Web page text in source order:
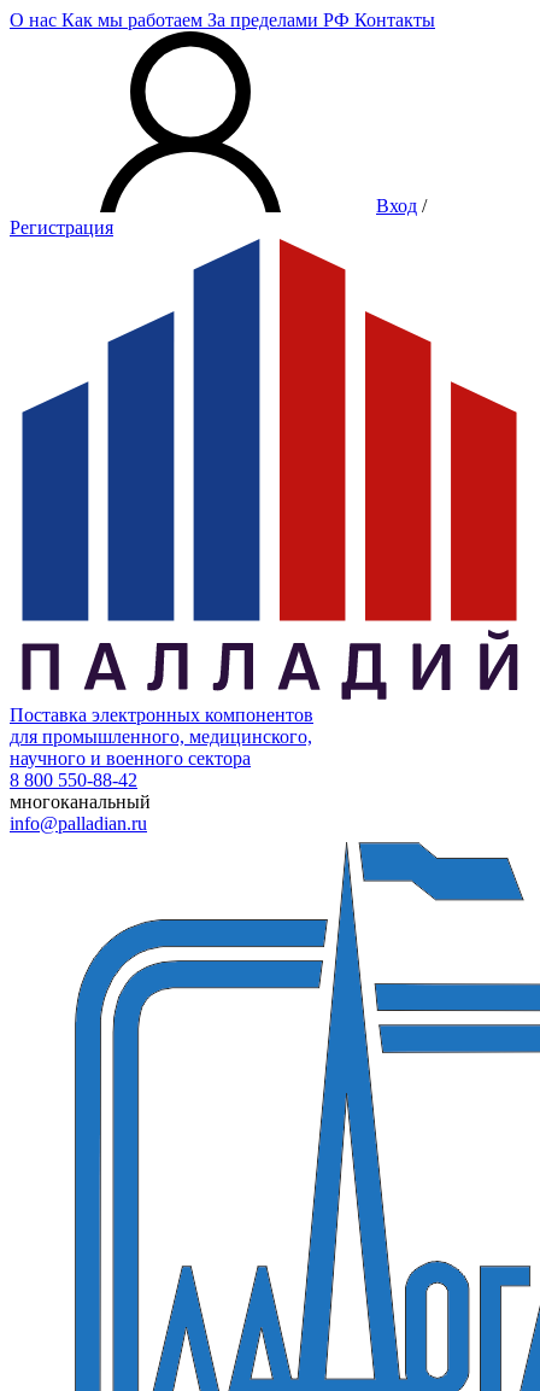
О нас Как мы работаем За пределами РФ Контакты
Вход /
Регистрация
Поставка электронных компонентов
для промышленного, медицинского,
научного и военного сектора
8 800 550-88-42
многоканальный
info@palladian.ru